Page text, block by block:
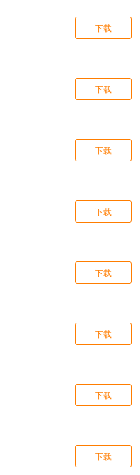
下载
下载
下载
下载
下载
下载
下载
下载